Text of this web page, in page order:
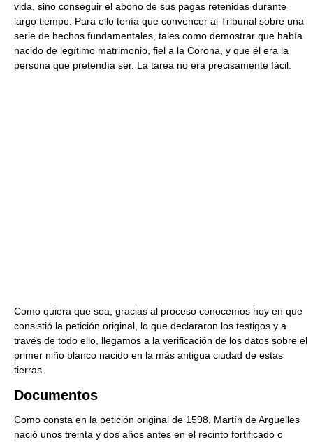
vida, sino conseguir el abono de sus pagas retenidas durante
largo tiempo. Para ello tenía que convencer al Tribunal sobre una
serie de hechos fundamentales, tales como demostrar que había
nacido de legítimo matrimonio, fiel a la Corona, y que él era la
persona que pretendía ser. La tarea no era precisamente fácil.
Como quiera que sea, gracias al proceso conocemos hoy en que
consistió la petición original, lo que declararon los testigos y a
través de todo ello, llegamos a la verificación de los datos sobre el
primer niño blanco nacido en la más antigua ciudad de estas
tierras.
Documentos
Como consta en la petición original de 1598, Martín de Argüelles
nació unos treinta y dos años antes en el recinto fortificado o